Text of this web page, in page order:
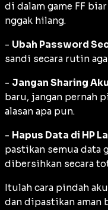
di dalam game FF
nggak hilang.
- Ubah Password
sandi secara rutin
- Jangan Sharing
baru, jangan pernah
alasan apa pun.
- Hapus Data di HP
pastikan semua data
dibersihkan secara
Itulah cara pindah
dan dipastikan aman